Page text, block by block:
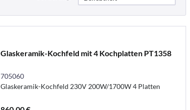
Glaskeramik-Kochfeld mit 4 Kochplatten PT1358
705060
Glaskeramik-Kochfeld 230V 200W/1700W 4 Platten